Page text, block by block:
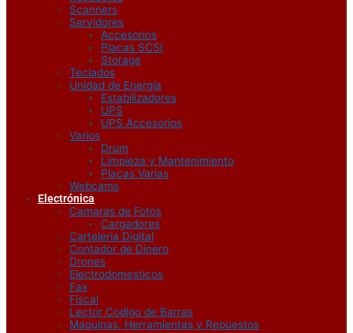
Scanners
Servidores
Accesorios
Placas SCSI
Storage
Teclados
Unidad de Energía
Estabilizadores
UPS
UPS Accesorios
Varios
Drum
Limpieza y Mantenimiento
Placas Varias
Webcams
Electrónica
Camaras de Fotos
Cargadores
Carteleria Digital
Contador de Dinero
Drones
Electrodomesticos
Fax
Fiscal
Lector Codigo de Barras
Maquinas, Herramientas y Repuestos